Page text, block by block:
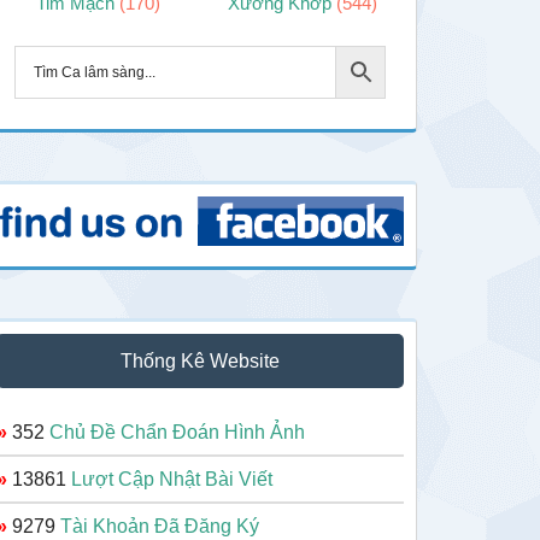
Thống Kê Website
352 Chủ Đề Chẩn Đoán Hình Ảnh
13861 Lượt Cập Nhật Bài Viết
9279 Tài Khoản Đã Đăng Ký